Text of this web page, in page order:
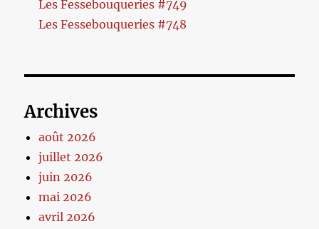
Les Fessebouqueries #749
Les Fessebouqueries #748
Archives
août 2026
juillet 2026
juin 2026
mai 2026
avril 2026